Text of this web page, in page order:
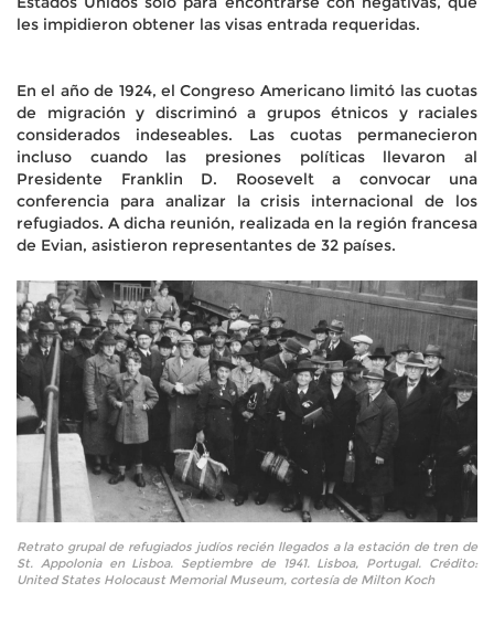
les impidieron obtener las visas entrada requeridas.
En el año de 1924, el Congreso Americano limitó las cuotas
de migración y discriminó a grupos étnicos y raciales
considerados indeseables. Las cuotas permanecieron
incluso cuando las presiones políticas llevaron al
Presidente Franklin D. Roosevelt a convocar una
conferencia para analizar la crisis internacional de los
refugiados. A dicha reunión, realizada en la región francesa
de Evian, asistieron representantes de 32 países.
Retrato grupal de refugiados judíos recién llegados a la estación de tren de
St. Appolonia en Lisboa. Septiembre de 1941. Lisboa, Portugal. Crédito:
United States Holocaust Memorial Museum, cortesía de Milton Koch